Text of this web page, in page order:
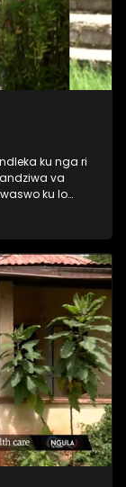
ku nga ri
va
ku lo